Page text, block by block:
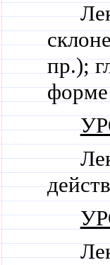
пр.);